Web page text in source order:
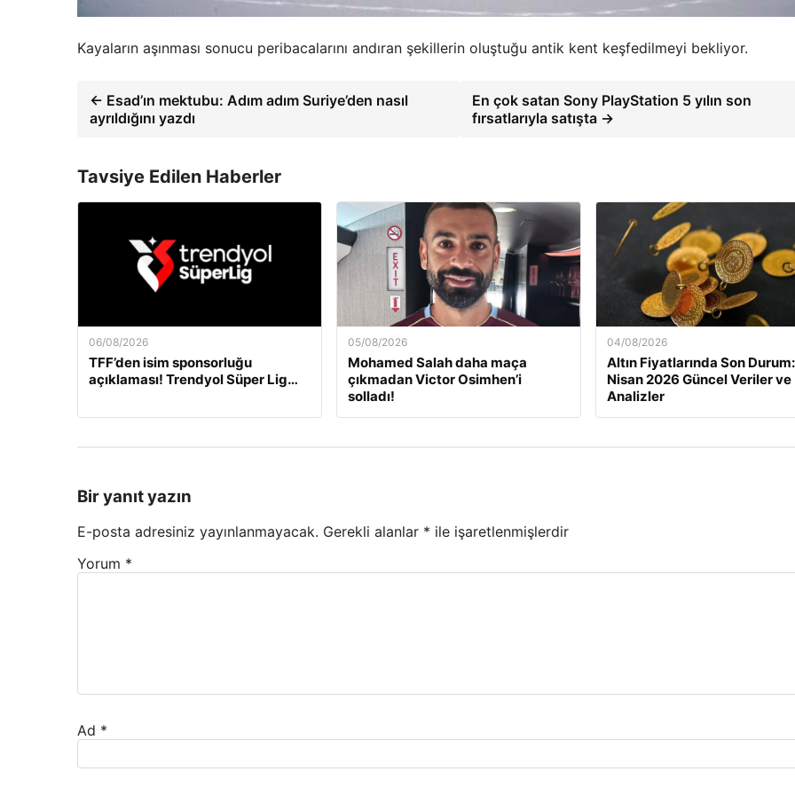
Kayaların aşınması sonucu peribacalarını andıran şekillerin oluştuğu antik kent keşfedilmeyi bekliyor.
← Esad’ın mektubu: Adım adım Suriye’den nasıl
ayrıldığını yazdı
En çok satan Sony PlayStation 5 yılın son
fırsatlarıyla satışta →
Tavsiye Edilen Haberler
06/08/2026
TFF’den isim sponsorluğu
açıklaması! Trendyol Süper Lig…
05/08/2026
Mohamed Salah daha maça
çıkmadan Victor Osimhen’i
solladı!
04/08/2026
Altın Fiyatlarında Son
Nisan 2026 Güncel Veriler ve
Analizler
Bir yanıt yazın
E-posta adresiniz yayınlanmayacak. Gerekli alanlar * ile işaretlenmişlerdir
Yorum *
Ad *